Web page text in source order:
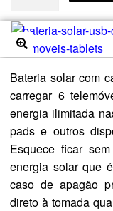
🔍
Bateria solar com
carregar 6
energia ilimitada
pads e outros
Esquece ficar
energia solar que
caso de apagão
direto à tomada